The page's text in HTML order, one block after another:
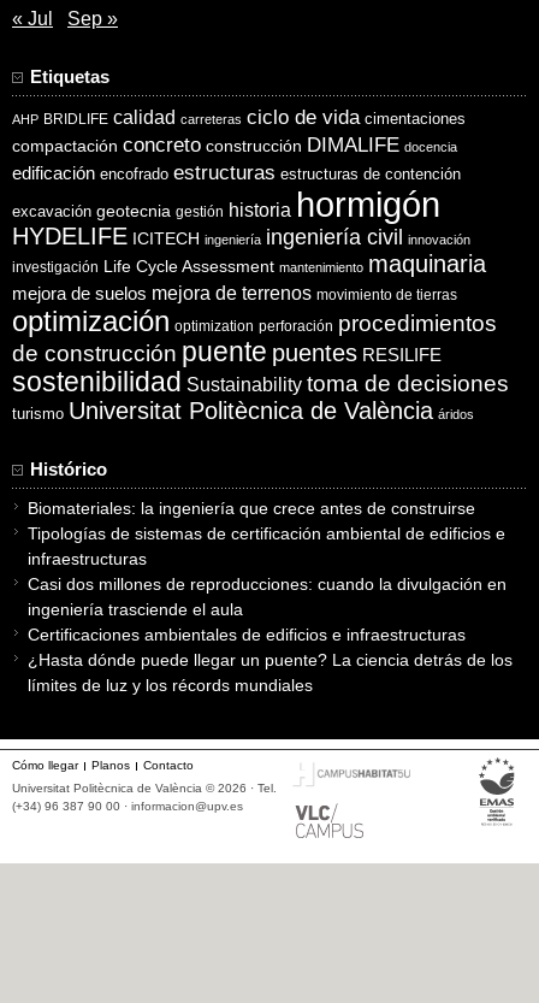
« Jul Sep »
Etiquetas
AHP BRIDLIFE calidad carreteras ciclo de vida cimentaciones
compactación concreto construcción DIMALIFE docencia
edificación encofrado estructuras estructuras de contención
excavación geotecnia gestión historia hormigón
HYDELIFE ICITECH ingeniería ingeniería civil innovación
investigación Life Cycle Assessment mantenimiento maquinaria
mejora de suelos mejora de terrenos movimiento de tierras
optimización optimization perforación procedimientos
de construcción puente puentes RESILIFE
sostenibilidad Sustainability toma de decisiones
turismo Universitat Politècnica de València áridos
Histórico
Biomateriales: la ingeniería que crece antes de construirse
Tipologías de sistemas de certificación ambiental de edificios e
infraestructuras
Casi dos millones de reproducciones: cuando la divulgación en
ingeniería trasciende el aula
Certificaciones ambientales de edificios e infraestructuras
¿Hasta dónde puede llegar un puente? La ciencia detrás de los
límites de luz y los récords mundiales
Cómo llegar Planos
Contacto
Universitat Politècnica de València © 2026 · Tel.
(+34) 96 387 90 00 · informacion@upv.es